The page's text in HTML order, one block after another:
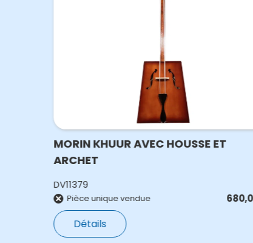
MORIN KHUUR AVEC HOUSSE ET
ARCHET
DV11379
Pièce unique vendue
Détails